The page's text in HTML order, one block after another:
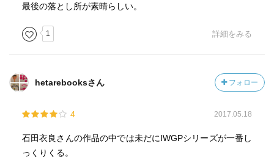
最後の落とし所が素晴らしい。
1 詳細をみる
hetarebooksさん フォロー
4 2017.05.18
石田衣良さんの作品の中では未だにIWGPシリーズが一番し
っくりくる。